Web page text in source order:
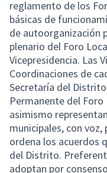
reglamento de los
básicas de
de autoorganización
plenario del Foro
Vicepresidencia. Las
Coordinaciones de
Secretaría del
Permanente del Foro
asimismo
municipales, con
ordena los acuerdos
del Distrito.
adoptan por